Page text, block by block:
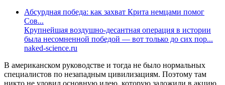
Абсурдная победа: как захват Крита немцами помог
Сов...
Крупнейшая воздушно-десантная операция в истории
была несомненной победой — вот только до сих пор...
naked-science.ru
В американском руководстве и тогда не было нормальных
специалистов по незападным цивилизациям. Поэтому там